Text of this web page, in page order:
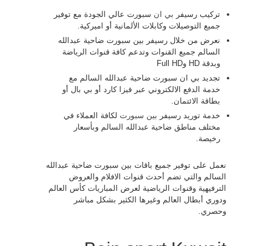
تركيب رسيفر بي ان سبورت عالي الجودة مع توفير
جميع التوصيلات وكابلات الألمانية أو اميركية.
نعرض من خلال رسيفر بين سبورت ضاحية عبدالله
السالم جميع القنوات وتدعم كافة قنوات الرياضة
وبدقة HD وFull HD
تجديد بي ان سبورت ضاحية عبدالله السالم مع
خدمة الدفع الالكتروني عبر فيزا كارد أو بي بال أو
بطاقة الائتمان.
خدمة توريد رسيفر بين سبورت لكافة العملاء في
مختلف مناطق ضاحية عبدالله السالم وبأسعار
رخيصة.
نعمل على توفير جميع باقات بين سبورت ضاحية عبدالله
السالم والتي تضم أحدث قنوات الافلام والعروض
الترفيهية وقنوات الرياضية لعرض المباريات كأس العالم
ودوري أبطال العالم وغيرها الكثير بشكل مباشر
وحصري.